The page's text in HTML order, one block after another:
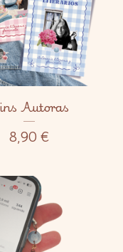
Autoras
8,90 €